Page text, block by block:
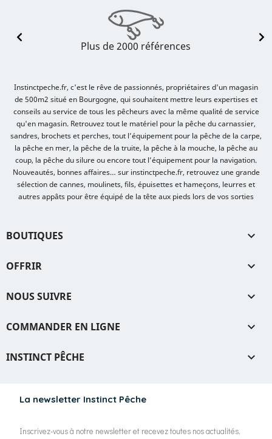
La newsletter Instinct Pêche
Inscrivez-vous à notre newsletter et recevez toutes nos actualités,
Plus de 2000 références
Instinctpeche.fr, c'est le rêve de passionnés, propriétaires d'un magasin
de 500m2 situé en Bourgogne, qui souhaitent mettre leurs expertises et
conseils au service de tous les pêcheurs avec la même qualité de service
qu'en magasin. Retrouvez tout le matériel pour la pêche du carnassier,
sandres, brochets et perches, tout l’équipement pour la pêche de la carpe,
la pêche en mer, la pêche de la truite, la pêche à la mouche, la pêche au
coup, la pêche du silure ou encore tout l’équipement pour la navigation.
Nouveautés, bonnes affaires… sur instinctpeche.fr, retrouvez une grande
sélection de cannes, moulinets, fils, épuisettes et hameçons, leurres et
autres appâts pour être équipé de la tête aux pieds lors de vos sorties
BOUTIQUES 
OFFRIR 
NOUS SUIVRE 
COMMANDER EN LIGNE 
INSTINCT PÊCHE 